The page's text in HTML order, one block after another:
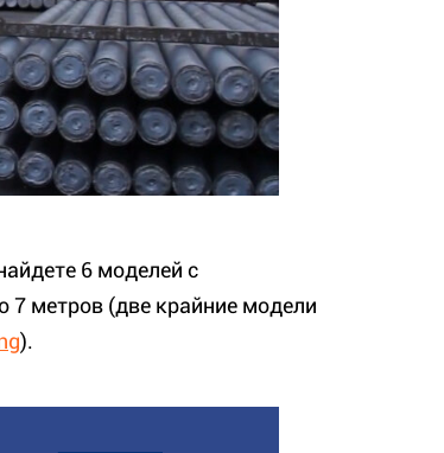
6 моделей с
7 метров (две крайние модели
).